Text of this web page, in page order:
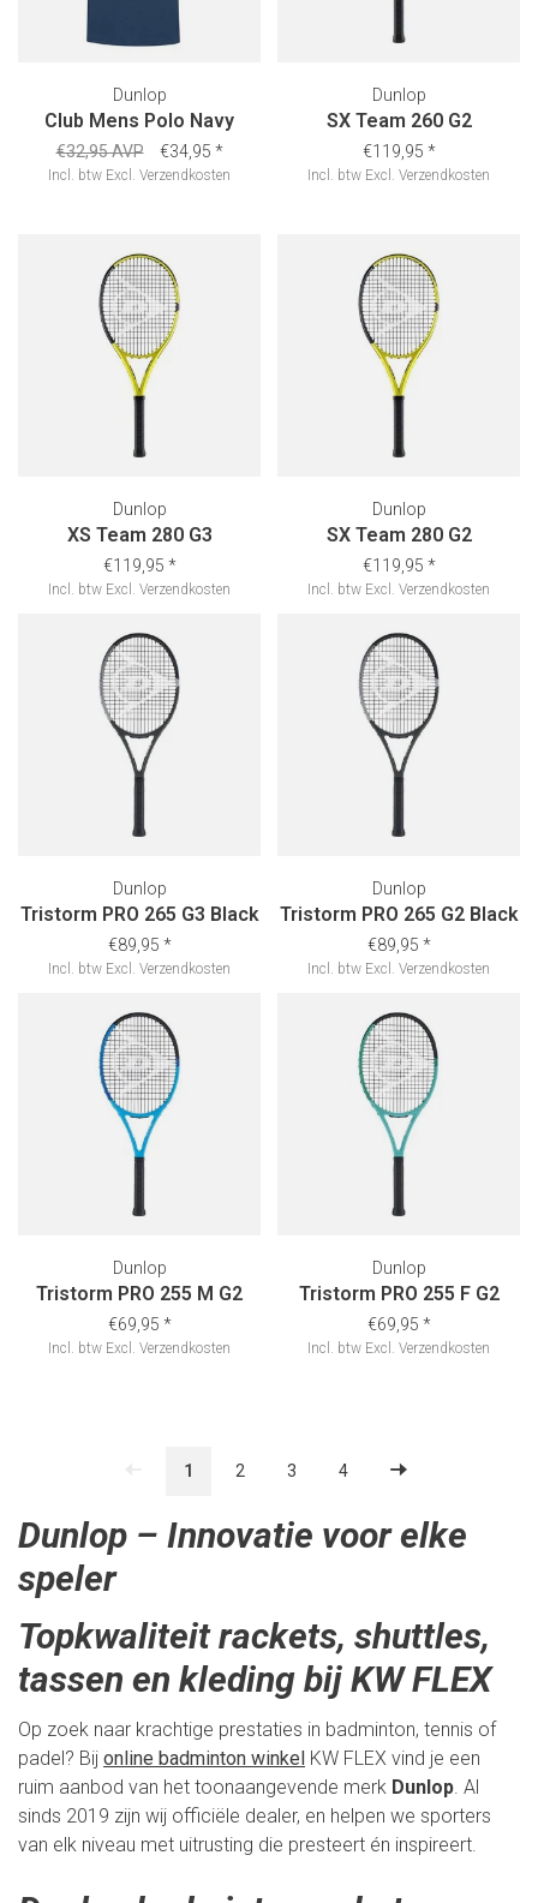
Dunlop
Club Mens Polo Navy
€32,95 AVP €34,95 *
Incl. btw Excl. Verzendkosten
Dunlop
SX Team 260 G2
€119,95 *
Incl. btw Excl. Verzendkosten
Dunlop
XS Team 280 G3
€119,95 *
Incl. btw Excl. Verzendkosten
Dunlop
SX Team 280 G2
€119,95 *
Incl. btw Excl. Verzendkosten
Dunlop
Tristorm PRO 265 G3 Black
€89,95 *
Incl. btw Excl. Verzendkosten
Dunlop
Tristorm PRO 265 G2 Black
€89,95 *
Incl. btw Excl. Verzendkosten
Dunlop
Tristorm PRO 255 M G2
€69,95 *
Incl. btw Excl. Verzendkosten
Dunlop
Tristorm PRO 255 F G2
€69,95 *
Incl. btw Excl. Verzendkosten
1 2 3 4
Dunlop – Innovatie voor elke
speler
Topkwaliteit rackets, shuttles,
tassen en kleding bij KW FLEX
Op zoek naar krachtige prestaties in badminton, tennis of
padel? Bij online badminton winkel KW FLEX vind je een
ruim aanbod van het toonaangevende merk Dunlop. Al
sinds 2019 zijn wij officiële dealer, en helpen we sporters
van elk niveau met uitrusting die presteert én inspireert.